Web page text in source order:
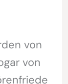
von
von